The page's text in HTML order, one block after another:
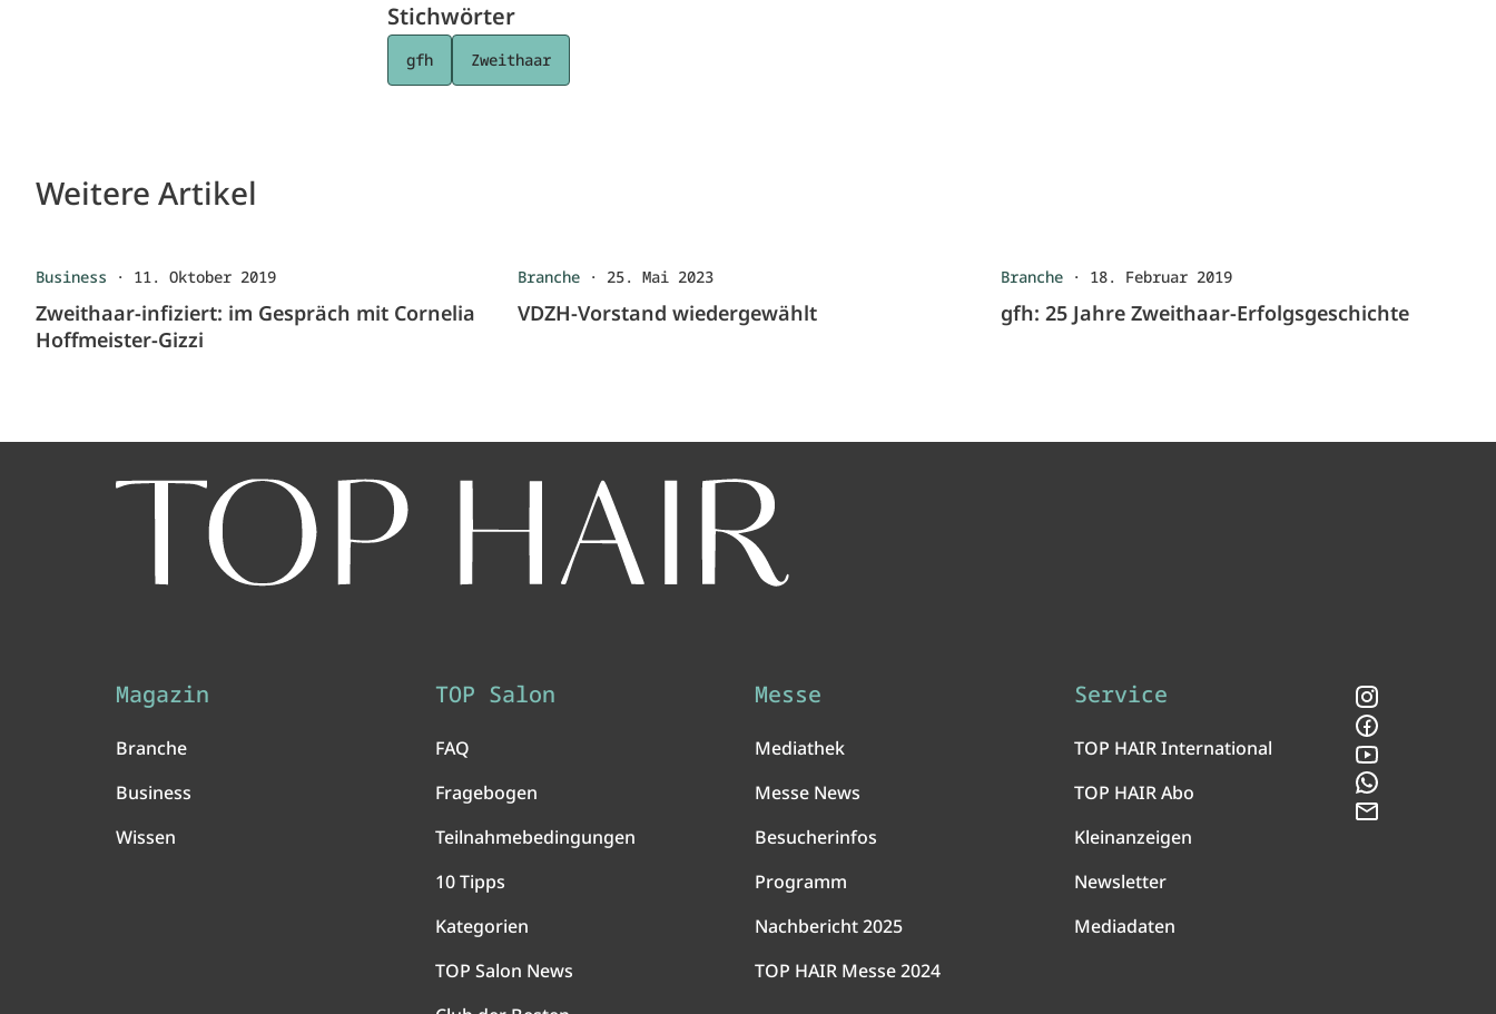
Stichwörter
gfh Zweithaar
Weitere Artikel
Business · 11. Oktober 2019
Zweithaar-infiziert: im Gespräch mit Cornelia
Hoffmeister-Gizzi
Branche · 25. Mai 2023
VDZH-Vorstand wiedergewählt
Branche· 18. Februar 2019
gfh: 25 Jahre Zweithaar-Erfolgsgeschichte
Magazin
Branche
Business
Wissen
TOP Salon
FAQ
Fragebogen
Teilnahmebedingungen
10 Tipps
Kategorien
TOP Salon News
Messe
Mediathek
Messe News
Besucherinfos
Programm
Nachbericht 2025
TOP HAIR Messe 2024
Service
TOP HAIR International
TOP HAIR Abo
Kleinanzeigen
Newsletter
Mediadaten